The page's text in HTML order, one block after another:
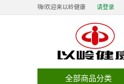
嗨!欢迎来以岭健康 请登录
全部商品分类